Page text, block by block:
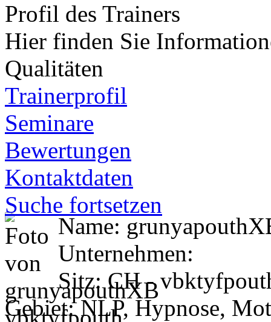
Profil des Trainers
Hier finden Sie
Qualitäten
Trainerprofil
Seminare
Bewertungen
Kontaktdaten
Suche fortsetzen
Name:
Unternehmen:
Sitz: CH -
Gebiet: NLP, Hypnose,